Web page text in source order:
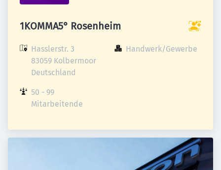
1KOMMA5° Rosenheim
Hasslerstr. 3
83059 Kolbermoor
Deutschland
Handwerk/Gewerbe
50 - 99
Mitarbeitende